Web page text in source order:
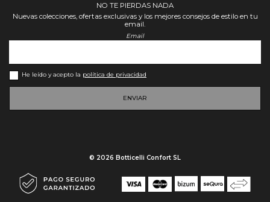
NO TE PIERDAS NADA
Nuevas colecciones, ofertas exclusivas y los mejores consejos de estilo en tu
email.
Email
He leído y acepto la política de privacidad
ENVIAR
© 2026 Botticelli Confort SL